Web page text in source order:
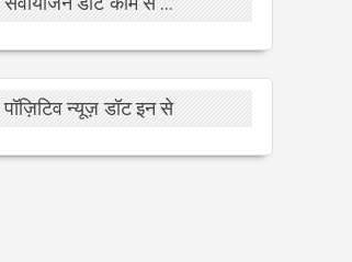
पॉज़िटिव न्यूज़ डॉट इन से